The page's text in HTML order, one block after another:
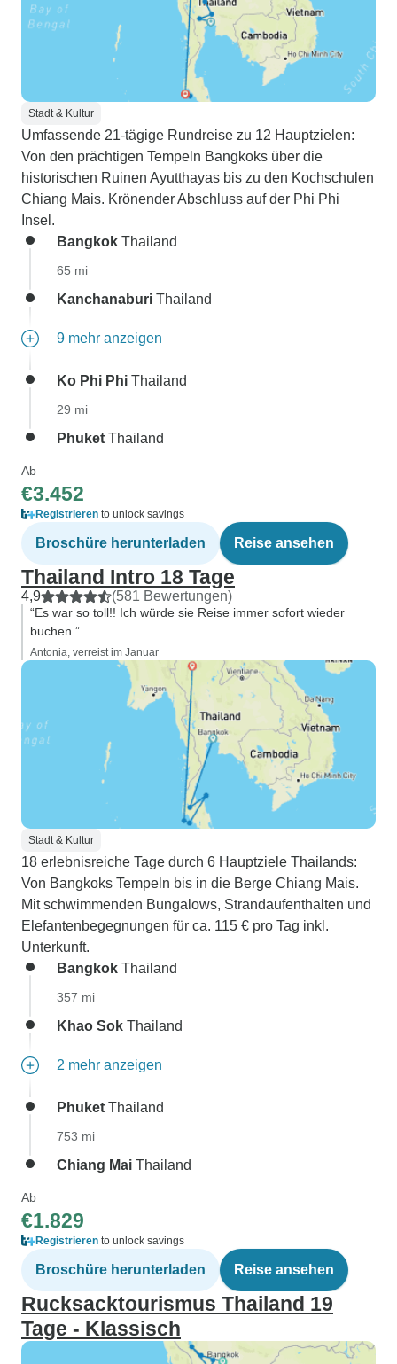
Stadt & Kultur
Umfassende 21-tägige Rundreise zu 12 Hauptzielen:
Von den prächtigen Tempeln Bangkoks über die
historischen Ruinen Ayutthayas bis zu den Kochschulen
Chiang Mais. Krönender Abschluss auf der Phi Phi
Insel.
Bangkok Thailand
65 mi
Kanchanaburi Thailand
9 mehr anzeigen
Ko Phi Phi Thailand
29 mi
Phuket Thailand
Ab
€3.452
Registrieren to unlock savings
Broschüre herunterladen Reise ansehen
Thailand Intro 18 Tage
4,9 (581 Bewertungen)
“Es war so toll!! Ich würde sie Reise immer sofort wieder
buchen.”
Antonia, verreist im Januar
Stadt & Kultur
18 erlebnisreiche Tage durch 6 Hauptziele Thailands:
Von Bangkoks Tempeln bis in die Berge Chiang Mais.
Mit schwimmenden Bungalows, Strandaufenthalten und
Elefantenbegegnungen für ca. 115 € pro Tag inkl.
Unterkunft.
Bangkok Thailand
357 mi
Khao Sok Thailand
2 mehr anzeigen
Phuket Thailand
753 mi
Chiang Mai Thailand
Ab
€1.829
Registrieren to unlock savings
Broschüre herunterladen Reise ansehen
Rucksacktourismus Thailand 19
Tage - Klassisch